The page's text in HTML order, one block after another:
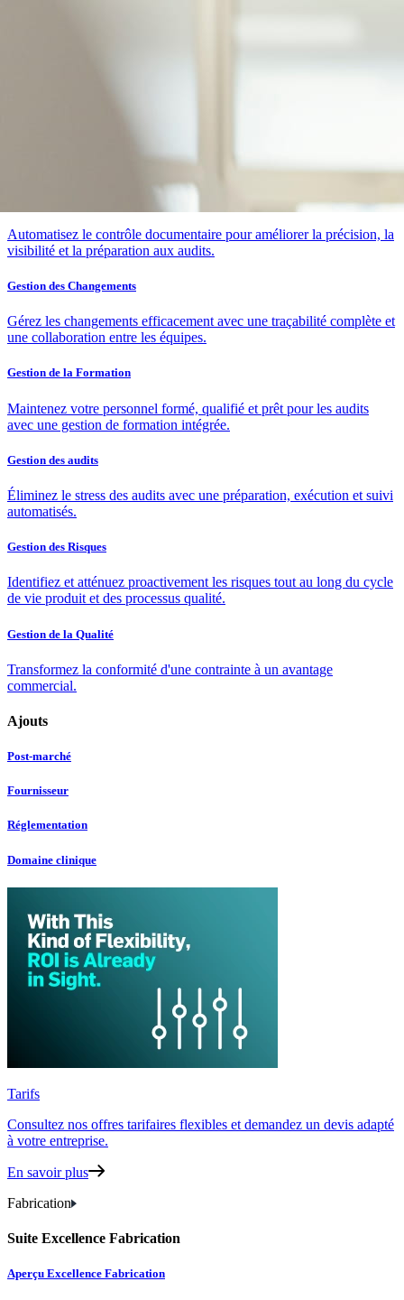
erreurs manuelles avec un système QMS connecté.
Automatisez le contrôle documentaire pour améliorer la précision, la
visibilité et la préparation aux audits.
Gestion des Changements
Gérez les changements efficacement avec une traçabilité complète et
une collaboration entre les équipes.
Gestion de la Formation
Maintenez votre personnel formé, qualifié et prêt pour les audits
avec une gestion de formation intégrée.
Gestion des audits
Éliminez le stress des audits avec une préparation, exécution et suivi
automatisés.
Gestion des Risques
Identifiez et atténuez proactivement les risques tout au long du cycle
de vie produit et des processus qualité.
Gestion de la Qualité
Transformez la conformité d'une contrainte à un avantage
commercial.
Ajouts
Post-marché
Fournisseur
Réglementation
Domaine clinique
Tarifs
Consultez nos offres tarifaires flexibles et demandez un devis adapté
à votre entreprise.
En savoir plus
Fabrication
Suite Excellence Fabrication
Aperçu Excellence Fabrication